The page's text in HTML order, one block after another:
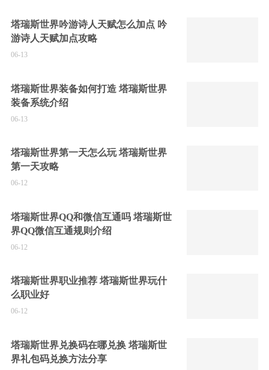
塔瑞斯世界吟游诗人天赋怎么加点 吟
游诗人天赋加点攻略
06-13
塔瑞斯世界装备如何打造 塔瑞斯世界
装备系统介绍
06-13
塔瑞斯世界第一天怎么玩 塔瑞斯世界
第一天攻略
06-12
塔瑞斯世界QQ和微信互通吗 塔瑞斯世
界QQ微信互通规则介绍
06-12
塔瑞斯世界职业推荐 塔瑞斯世界玩什
么职业好
06-12
塔瑞斯世界兑换码在哪兑换 塔瑞斯世
界礼包码兑换方法分享